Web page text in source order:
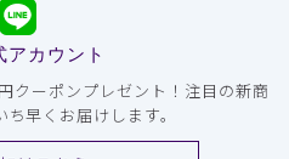
アカウント
クーポンプレゼント！注目の新商
早くお届けします。